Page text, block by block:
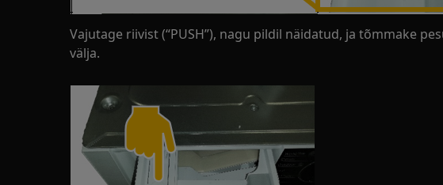
Vajutage riivist (“PUSH”), nagu pildil näidatud, ja tõmmake
välja.